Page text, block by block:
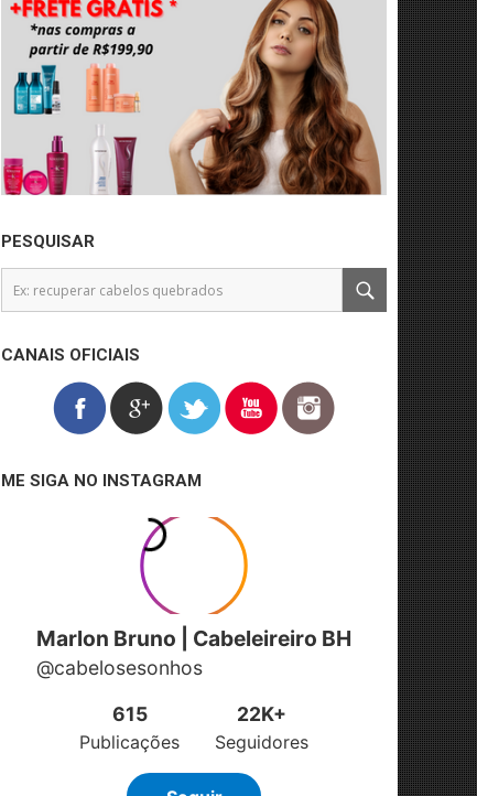
PESQUISAR
CANAIS OFICIAIS
ME SIGA NO INSTAGRAM